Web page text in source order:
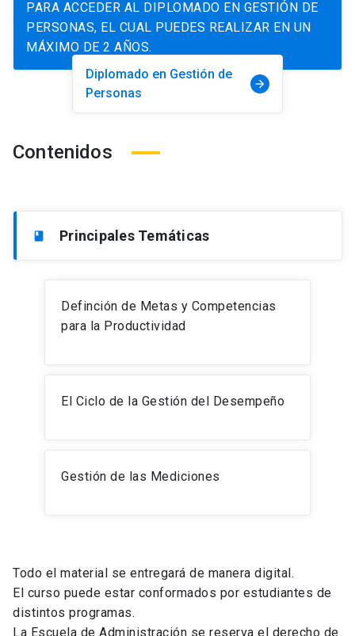
PARA ACCEDER AL DIPLOMADO EN GESTIÓN DE
PERSONAS, EL CUAL PUEDES REALIZAR EN UN
MÁXIMO DE 2 AÑOS.
Diplomado en Gestión de
Personas
arrow_forward
Contenidos
book Principales Temáticas
Definción de Metas y Competencias
para la Productividad
El Ciclo de la Gestión del Desempeño
Gestión de las Mediciones
Todo el material se entregará de manera digital.
El curso puede estar conformados por estudiantes de
distintos programas.
La Escuela de Administración se reserva el derecho de